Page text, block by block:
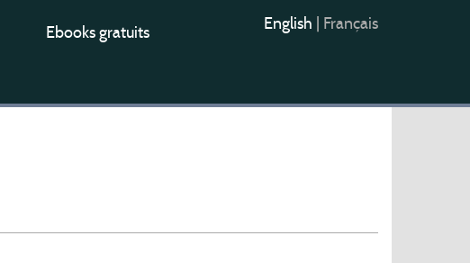
Ebooks gratuits English Français